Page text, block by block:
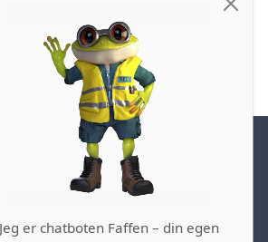
farlig avfall (NFFA)
Jeg er chatboten Faffen – din egen